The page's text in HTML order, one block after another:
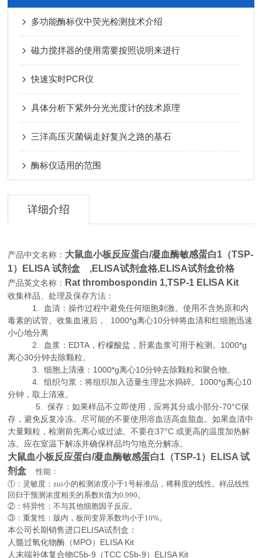
多功能酶标仪中荧光检测技术介绍
磁力搅拌器的使用需要按照说明来进行
快速实时PCR仪
具体分析下紫外分光光度计的技术原理
三洋高压灭菌锅走好复兴之路的基石
酶标仪适用的范围
详细介绍
产品中文名称： 大鼠血小板反应蛋白/凝血酶敏感蛋白1（TSP-
1）ELISA 试剂盒 ,ELISA试剂盒格,ELISA试剂盒价格
产品英文名称： Rat thrombospondin 1,TSP-1 ELISA Kit
收集样品、处理及保存方法：
1. 血清：操作过程中避免任何细胞刺激。使用不含热原和内
毒素的试管。收集血液后， 1000*g离心10分钟将血清和红细胞迅速
小心地分离
2. 血浆：EDTA，柠檬酸盐，肝素血浆可用于检测。1000*g
离心30分钟去除颗粒。
3. 细胞上清液：1000*g离心10分钟去除颗粒和聚合物。
4. 组织匀浆：将组织加入适量生理盐水捣碎。1000*g离心10
分钟，取上清液。
5. 保存：如果样品不立即使用，应将其分成小部分-70°C保
存，避免反复冷冻。尽可能的不要使用溶血活高血脂血。如果血清中
大量颗粒，检测前先离心或过滤。不要在37°C 或更高的温度加热解
冻。应在室温下解冻并确保样品均匀地充分解冻。
大鼠血小板反应蛋白/凝血酶敏感蛋白1（TSP-1）ELISA 试
剂盒性能：
①：灵敏度：zui小的检测浓度小于1号标准品，稀释度的线性。样品线性
回归于预测浓度相关的系数R值为0.990。
②：特异性：不与其他细胞因子反应。
③：重复性：版内，板间变异系数均小于10%。
本公司长期销售进口ELISA试剂盒：
人髓过氧化物酶（MPO）ELISA Kit
人末端补体复合物C5b-9（TCC C5b-9）ELISA Kit